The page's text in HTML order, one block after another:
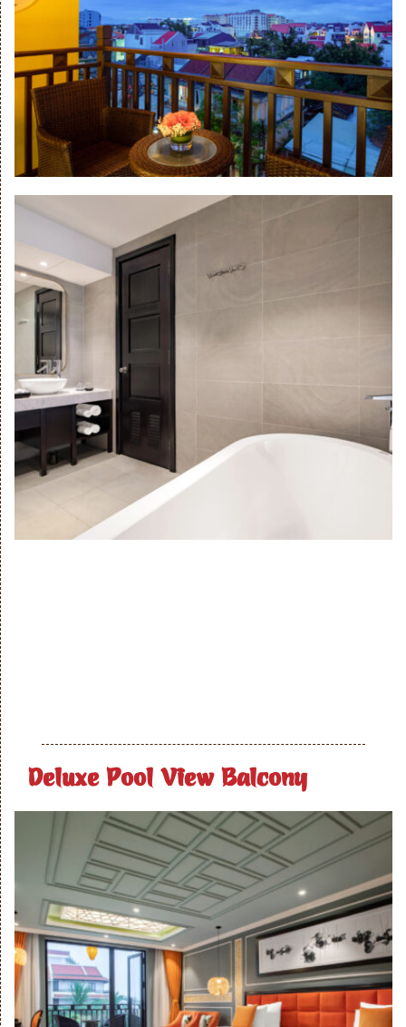
Deluxe Pool View Balcony